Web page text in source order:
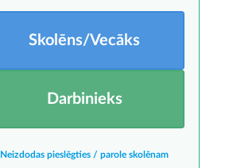
Skolēns/Vecāks
Darbinieks
Neizdodas pieslēgties / parole skolēnam